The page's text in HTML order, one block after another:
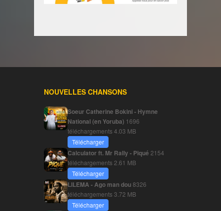
NOUVELLES CHANSONS
Soeur Catherine Bokini - Hymne
National (en Yoruba) 1696
téléchargements4.03 MB
Télécharger
Calculator ft. Mr Rally - Piqué 2154
téléchargements 2.61 MB
Télécharger
LILEMA - Ago man dou8326
téléchargements3.72 MB
Télécharger